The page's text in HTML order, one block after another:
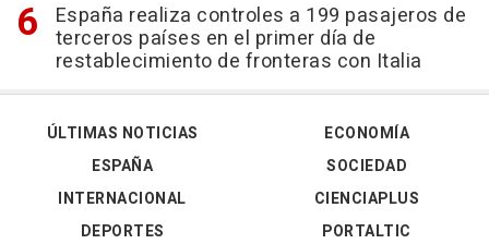
España realiza controles a 199 pasajeros de
terceros países en el primer día de
restablecimiento de fronteras con Italia
ÚLTIMAS NOTICIAS
ESPAÑA
INTERNACIONAL
DEPORTES
ECONOMÍA
SOCIEDAD
CIENCIAPLUS
PORTALTIC